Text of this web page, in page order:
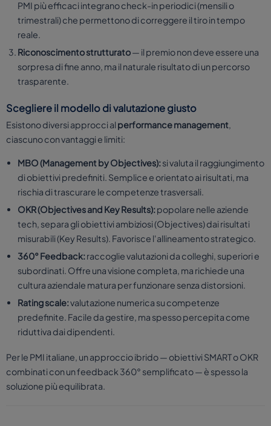
PMI più efficaci integrano check-in periodici (mensili o
trimestrali) che permettono di correggere il tiro in tempo
reale.
Riconoscimento strutturato— il premio non deve essere una
sorpresa di fine anno, ma il naturale risultato di un percorso
trasparente.
Scegliere il modello di valutazione giusto
Esistono diversi approcci al performance management,
ciascuno con vantaggi e limiti:
MBO (Management by Objectives):si valuta il raggiungimento
di obiettivi predefiniti. Semplice e orientato ai risultati, ma
rischia di trascurare le competenze trasversali.
OKR (Objectives and Key Results):popolare nelle aziende
tech, separa gli obiettivi ambiziosi (Objectives) dai risultati
misurabili (Key Results). Favorisce l'allineamento strategico.
360° Feedback:raccoglie valutazioni da colleghi, superiori e
subordinati. Offre una visione completa, ma richiede una
cultura aziendale matura per funzionare senza distorsioni.
Rating scale:valutazione numerica su competenze
predefinite. Facile da gestire, ma spesso percepita come
riduttiva dai dipendenti.
Per le PMI italiane, un approccio ibrido — obiettivi SMART o OKR
combinati con un feedback 360° semplificato — è spesso la
soluzione più equilibrata.